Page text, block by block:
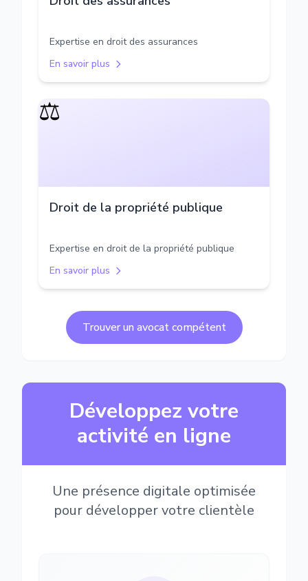
Expertise en droit des assurances
En savoir plus
⚖️
Droit de la propriété publique
Expertise en droit de la propriété publique
En savoir plus
Trouver un avocat compétent
Développez votre
activité en ligne
Une présence digitale optimisée
pour développer votre clientèle